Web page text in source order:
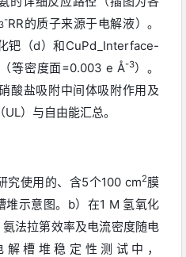
3-RR的质子来源于电解液）。
钯（d）和CuPd_Interface-
等密度面=0.003 e Å-3）。
酸盐吸附中间体吸附作用及
）与自由能汇总。
究使用的、含5个100 cm2膜
堆示意图。b）在1 M 氢氧化
法拉第效率及电流密度随电
槽堆稳定性测试中，